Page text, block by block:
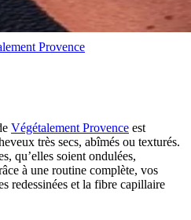
Provence
Végétalement Provence est
très secs, abîmés ou texturés.
qu’elles soient ondulées,
à une routine complète, vos
redessinées et la fibre capillaire